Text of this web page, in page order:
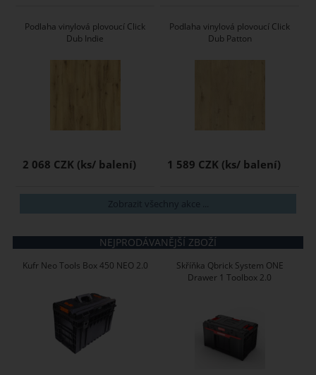
Podlaha vinylová plovoucí Click
Dub Indie
2 068 CZK
Podlaha vinylová plovoucí Click
Dub Patton
1 589 CZK
Zobrazit všechny akce ...
NEJPRODÁVANĚJŠÍ ZBOŽÍ
Kufr Neo Tools Box 450 NEO 2.0
Skříňka Qbrick System ONE
Drawer 1 Toolbox 2.0